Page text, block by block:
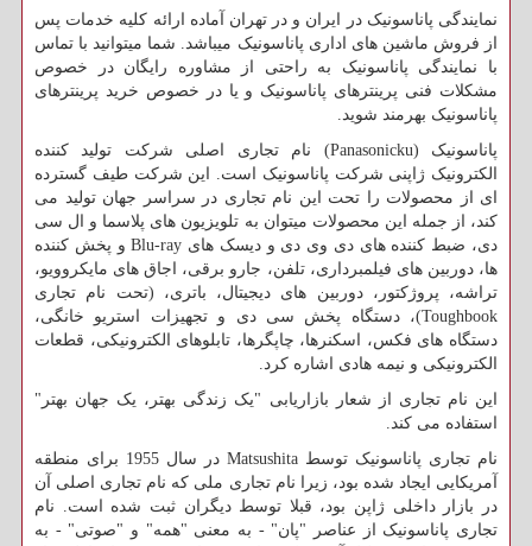
نمایندگی پاناسونیک در ایران و در تهران آماده ارائه کلیه خدمات پس
از فروش ماشین های اداری پاناسونیک میباشد. شما میتوانید با تماس
با نمایندگی پاناسونیک به راحتی از مشاوره رایگان در خصوص
مشکلات فنی پرینترهای پاناسونیک و یا در خصوص خرید پرینترهای
پاناسونیک بهرمند شوید.
پاناسونیک (Panasonicku) نام تجاری اصلی شرکت تولید کننده
الکترونیک ژاپنی شرکت پاناسونیک است. این شرکت طیف گسترده
ای از محصولات را تحت این نام تجاری در سراسر جهان تولید می
کند، از جمله این محصولات میتوان به تلویزیون های پلاسما و ال سی
دی، ضبط کننده های دی وی دی و دیسک های Blu-rayو پخش کننده
ها، دوربین های فیلمبرداری، تلفن، جارو برقی، اجاق های مایکروویو،
تراشه، پروژکتور، دوربین های دیجیتال، باتری، (تحت نام تجاری
Toughbook)، دستگاه پخش سی دی و تجهیزات استریو خانگی،
دستگاه های فکس، اسکنرها، چاپگرها، تابلوهای الکترونیکی، قطعات
الکترونیکی و نیمه هادی اشاره کرد.
این نام تجاری از شعار بازاریابی "یک زندگی بهتر، یک جهان بهتر"
استفاده می کند.
نام تجاری پاناسونیک توسط Matsushita
در سال 1955 برای منطقه
آمریکایی ایجاد شده بود، زیرا نام تجاری ملی که نام تجاری اصلی آن
در بازار داخلی ژاپن بود، قبلا توسط دیگران ثبت شده است. نام
تجاری پاناسونیک از عناصر "پان" - به معنی "همه" و "صوتی" - به